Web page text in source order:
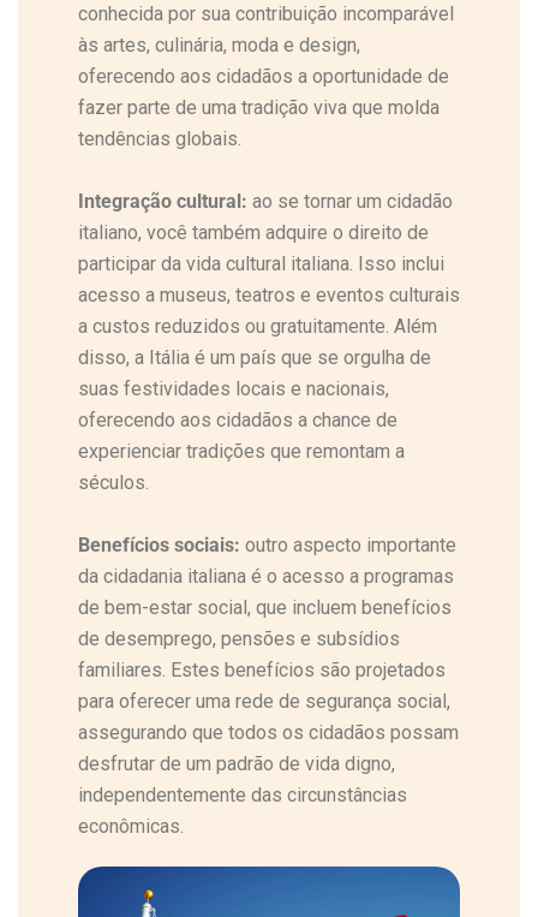
conhecida por sua contribuição incomparável
às artes, culinária, moda e design,
oferecendo aos cidadãos a oportunidade de
fazer parte de uma tradição viva que molda
tendências globais.
Integração cultural: ao se tornar um cidadão
italiano, você também adquire o direito de
participar da vida cultural italiana. Isso inclui
acesso a museus, teatros e eventos culturais
a custos reduzidos ou gratuitamente. Além
disso, a Itália é um país que se orgulha de
suas festividades locais e nacionais,
oferecendo aos cidadãos a chance de
experienciar tradições que remontam a
séculos.
Benefícios sociais: outro aspecto importante
da cidadania italiana é o acesso a programas
de bem-estar social, que incluem benefícios
de desemprego, pensões e subsídios
familiares. Estes benefícios são projetados
para oferecer uma rede de segurança social,
assegurando que todos os cidadãos possam
desfrutar de um padrão de vida digno,
independentemente das circunstâncias
econômicas.